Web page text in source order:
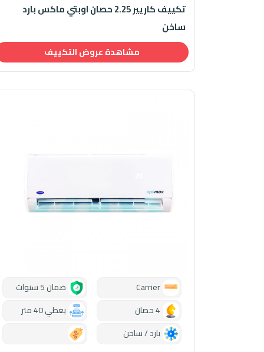
تكييف كاريير 2.25 حصان اوبتي ماكس بارد
ساخن
مشاهدة عروض التكييف
بارد / ساخن
ضمان 5 سنوات
يغطي 40 متر